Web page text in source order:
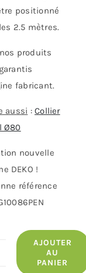
positionné
2.5 mètres.
produits
fabricant.
aussi :Collier
Ø80
nouvelle
DEKO !
référence
AJOUTER
AU
PANIER